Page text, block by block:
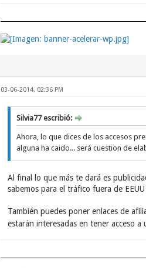
03-06-2014, 02:36 PM
Silvia77 escribió:
Ahora, lo que dices de los accesos
alguna ha caido... será cuestion de
Al final lo que más te dará es
sabemos para el tráfico fuera de
También puedes poner enlaces de
estarán interesadas en tener acceso a